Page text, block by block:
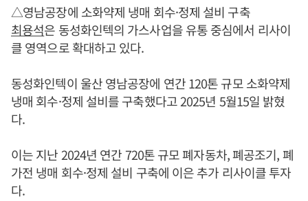
△영남공장에 소화약제 냉매 회수·정제 설비 구축
최용석은 동성화인텍의 가스사업을 유통 중심에서 리사이
클 영역으로 확대하고 있다.
동성화인텍이 울산 영남공장에 연간 120톤 규모 소화약제
냉매 회수·정제 설비를 구축했다고 2025년 5월15일 밝혔
다.
이는 지난 2024년 연간 720톤 규모 폐자동차, 폐공조기, 폐
가전 냉매 회수·정제 설비 구축에 이은 추가 리사이클 투자
다.